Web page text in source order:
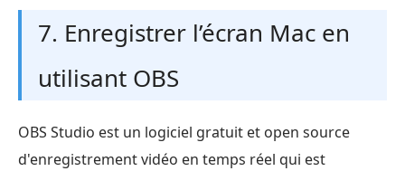
7. Enregistrer l’écran Mac en
utilisant OBS
OBS Studio est un logiciel gratuit et open source
d'enregistrement vidéo en temps réel qui est